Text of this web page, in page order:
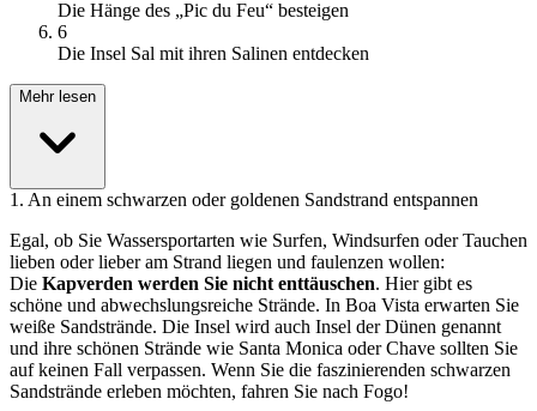
Die Hänge des „Pic du Feu“ besteigen
6
Die Insel Sal mit ihren Salinen entdecken
Mehr lesen
1 . An einem schwarzen oder goldenen Sandstrand entspannen
Egal, ob Sie Wassersportarten wie Surfen, Windsurfen oder Tauchen
lieben oder lieber am Strand liegen und faulenzen wollen:
Die Kapverden werden Sie nicht enttäuschen. Hier gibt es
schöne und abwechslungsreiche Strände. In Boa Vista erwarten Sie
weiße Sandstrände. Die Insel wird auch Insel der Dünen genannt
und ihre schönen Strände wie Santa Monica oder Chave sollten Sie
auf keinen Fall verpassen. Wenn Sie die faszinierenden schwarzen
Sandstrände erleben möchten, fahren Sie nach Fogo!